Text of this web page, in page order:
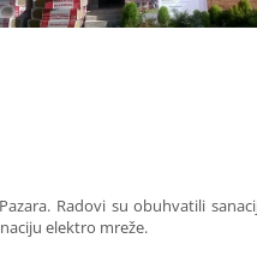
Radovi su obuhvatili
elektro mreže.